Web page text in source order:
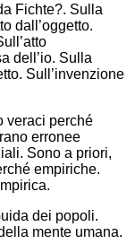
Fichte?. Sulla
dall’oggetto.
dell’io. Sulla
Sull’invenzione
veraci perché
erronee
Sono a priori,
empiriche.
dei popoli.
mente umana.